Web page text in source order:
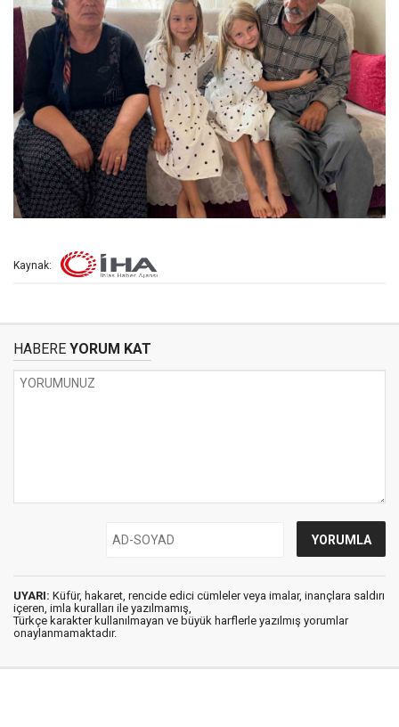
Kaynak:
HABERE YORUM KAT
UYARI: Küfür, hakaret, rencide edici cümleler veya imalar, inançlara saldırı
içeren, imla kuralları ile yazılmamış,
Türkçe karakter kullanılmayan ve büyük harflerle yazılmış yorumlar
onaylanmamaktadır.